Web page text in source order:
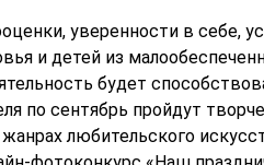
уверенности в себе,
и детей из
будет
по сентябрь пройдут
любительского